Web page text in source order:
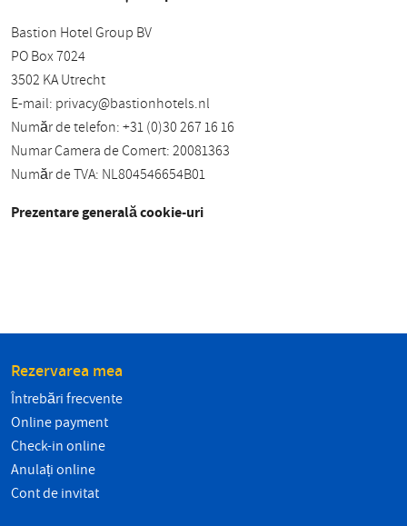
Bastion Hotel Group BV
PO Box 7024
3502 KA Utrecht
E-mail: privacy@bastionhotels.nl
Număr de telefon: +31 (0)30 267 16 16
Numar Camera de Comert: 20081363
Număr de TVA: NL804546654B01
Prezentare generală cookie-uri
Rezervarea mea
Întrebări frecvente
Online payment
Check-in online
Anulați online
Cont de invitat